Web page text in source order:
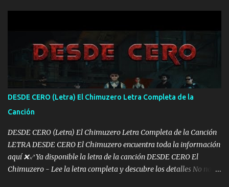
pa más pues hay charola les voy a dar hasta topar pues no hay de
otra Música Surcando bien mi camino voy por mi línea no veo a
los lados aquel que no corre vuela no se me duerm voy chicoteado
Ya pasé varias hazañas ya tienen rato que me agarran el colmillo
de este León los estatales no sé esperaron Al tiro esta la PrimiZa
también la nueve que cargo al lado doy la mano al que su amigo y
al traicionero damos pa abajo Y No me paran aquí hay pa más
pues hay charola les voy a dar hasta topar pues no hay de otra...
DESDE CERO (Letra) El Chimuzero Letra Completa de la
Canción
DESDE CERO (Letra) El Chimuzero Letra Completa de la Canción
LETRA DESDE CERO El Chimuzero encuentra toda la información
aquí ❌♐ Ya disponible la letra de la canción DESDE CERO El
Chimuzero - Lee la letra completa y descubre los detalles No nací